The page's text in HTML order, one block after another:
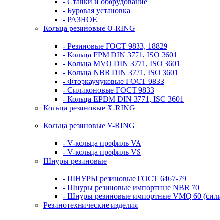
- Станки и оборудование
- Буровая установка
- РАЗНОЕ
Кольца резиновые O-RING
- Резиновые ГОСТ 9833, 18829
- Кольца FPM DIN 3771, ISO 3601
- Кольца MVQ DIN 3771, ISO 3601
- Кольца NBR DIN 3771, ISO 3601
- Фторкаучуковые ГОСТ 9833
- Силиконовые ГОСТ 9833
- Кольца EPDM DIN 3771, ISO 3601
Кольца резиновые Х-RING
Кольца резиновые V-RING
- V-кольца профиль VA
- V-кольца профиль VS
Шнуры резиновые
- ШНУРЫ резиновые ГОСТ 6467-79
- Шнуры резиновые импортные NBR 70
- Шнуры резиновые импортные VMQ 60
Резинотехнические изделия